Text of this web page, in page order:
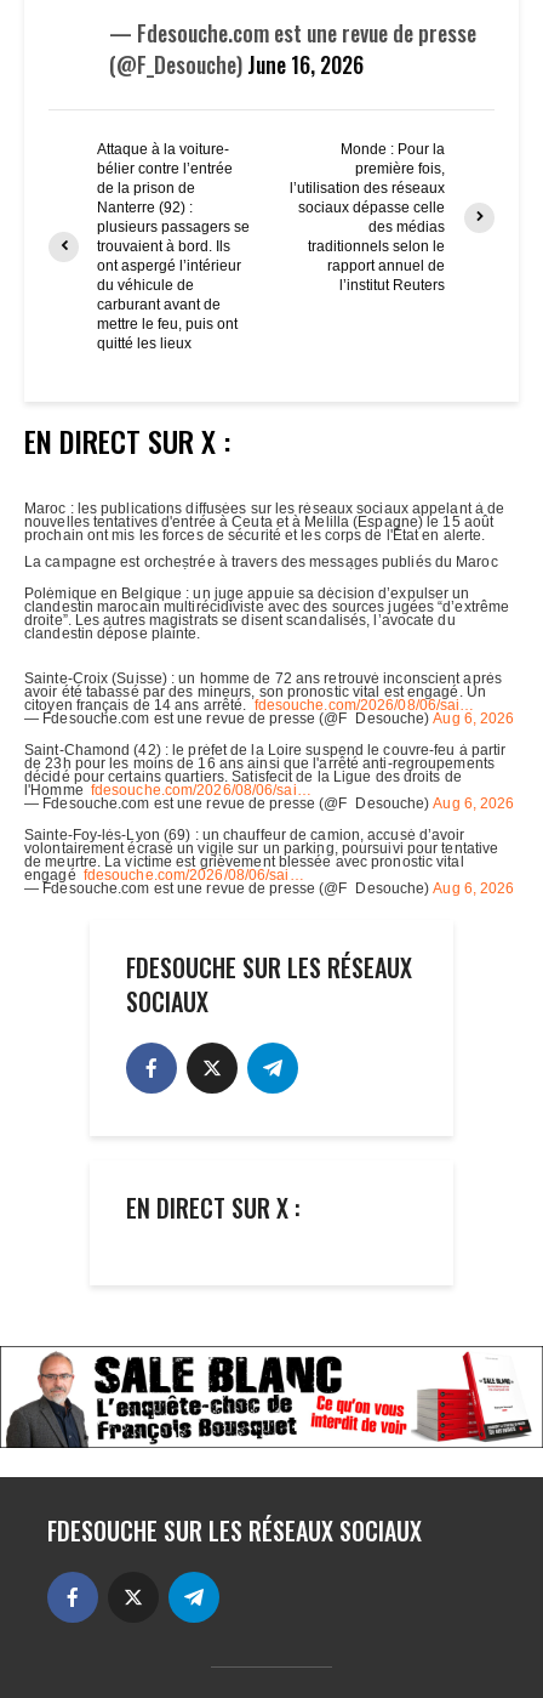
— Fdesouche.com est une revue de presse
(@F_Desouche)June 16, 2026
Attaque à la voiture-
bélier contre l’entrée
de la prison de
Nanterre (92) :
plusieurs passagers se
trouvaient à bord. Ils
ont aspergé l’intérieur
du véhicule de
carburant avant de
mettre le feu, puis ont
quitté les lieux
Monde : Pour la
première fois,
l’utilisation des réseaux
sociaux dépasse celle
des médias
traditionnels selon le
rapport annuel de
l’institut Reuters
EN DIRECT SUR X :
FDESOUCHE SUR LES RÉSEAUX
SOCIAUX
EN DIRECT SUR X :
FDESOUCHE SUR LES RÉSEAUX SOCIAUX